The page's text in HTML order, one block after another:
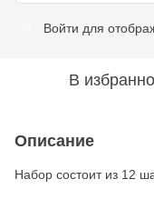
Войти для
В
Описание
Набор состоит из 12